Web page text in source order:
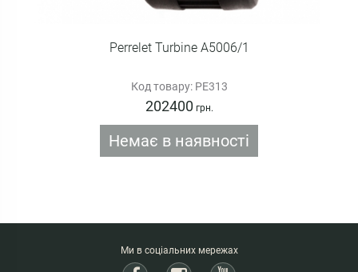
Perrelet Turbine A5006/1
Код товару: PE313
202400 грн.
Немає в наявності
Ми в соціальних мережах